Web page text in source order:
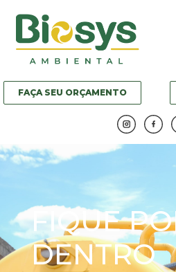
FAÇA SEU ORÇAMENTO
FIQUE
DENTRO